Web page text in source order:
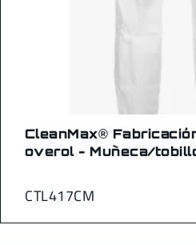
CTL417CM
CleanMax®
overol - Muñeca/